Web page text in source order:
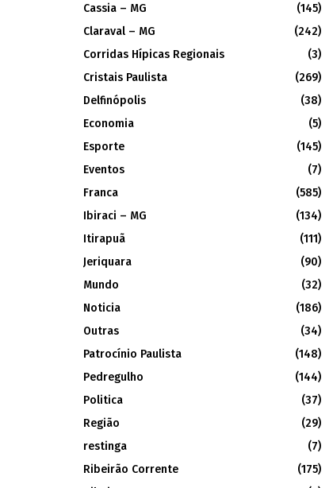
Cassia – MG
(145)
Claraval – MG
(242)
Corridas Hípicas Regionais
(3)
Cristais Paulista
(269)
Delfinópolis
(38)
Economia
(5)
Esporte
(145)
Eventos
(7)
Franca
(585)
Ibiraci – MG
(134)
Itirapuã
(111)
Jeriquara
(90)
Mundo
(32)
Noticia
(186)
Outras
(34)
Patrocínio Paulista
(148)
Pedregulho
(144)
Politica
(37)
Região
(29)
restinga
(7)
Ribeirão Corrente
(175)